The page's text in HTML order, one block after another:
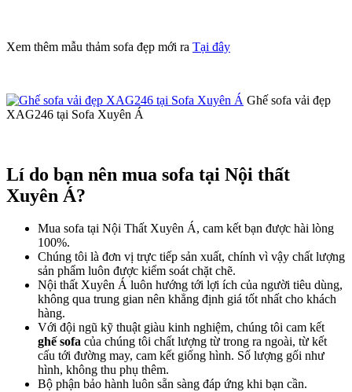
Xem thêm mẫu thảm sofa đẹp mới ra Tại đây
Ghế sofa vải đẹp
XAG246 tại Sofa Xuyên Á
Lí do bạn nên mua sofa tại Nội thất
Xuyên Á?
Mua sofa tại Nội Thất Xuyên Á, cam kết bạn được hài lòng
100%.
Chúng tôi là đơn vị trực tiếp sản xuất, chính vì vậy chất lượng
sản phẩm luôn được kiểm soát chặt chẽ.
Nội thất Xuyên Á luôn hướng tới lợi ích của người tiêu dùng,
không qua trung gian nên khẳng định giá tốt nhất cho khách
hàng.
Với đội ngũ kỹ thuật giàu kinh nghiệm, chúng tôi cam kết
ghế sofa của chúng tôi chất lượng từ trong ra ngoài, từ kết
cấu tới đường may, cam kết giống hình. Số lượng gối như
hình, không thu phụ thêm.
Bộ phận bảo hành luôn sẵn sàng đáp ứng khi bạn cần.